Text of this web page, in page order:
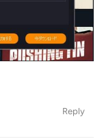
Reply